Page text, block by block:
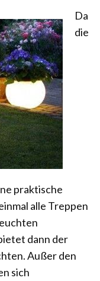
Da
die
praktische
alle Treppen
dann der
Außer den
sich